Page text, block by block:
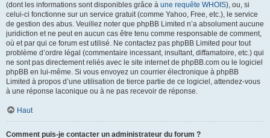
(dont les informations sont disponibles grâce à une requête WHOIS), ou, si
celui-ci fonctionne sur un service gratuit (comme Yahoo, Free, etc.), le service
de gestion des abus. Veuillez noter que phpBB Limited n’a absolument aucune
juridiction et ne peut en aucun cas être tenu comme responsable de comment,
où et par qui ce forum est utilisé. Ne contactez pas phpBB Limited pour tout
problème d’ordre légal (commentaire incessant, insultant, diffamatoire, etc.) qui
ne sont pas directement reliés avec le site internet de phpBB.com ou le logiciel
phpBB en lui-même. Si vous envoyez un courrier électronique à phpBB
Limited à propos d’une utilisation de tierce partie de ce logiciel, attendez-vous
à une réponse laconique ou à ne pas recevoir de réponse.
Haut
Comment puis-je contacter un administrateur du forum ?